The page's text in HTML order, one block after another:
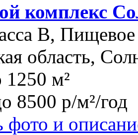
комплекс
B,
область,
1250 м²
8500 р/м²/год
фото и